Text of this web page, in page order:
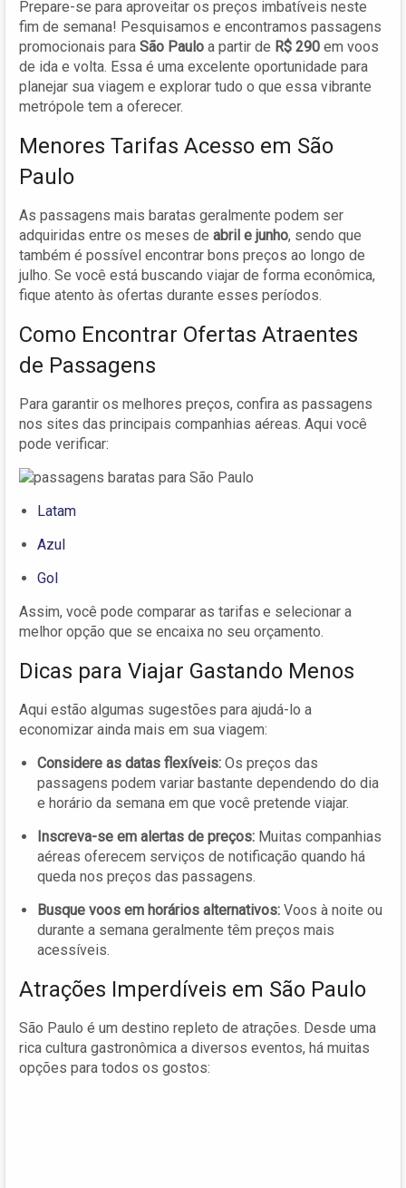
Prepare-se para aproveitar os preços imbatíveis neste
fim de semana! Pesquisamos e encontramos passagens
promocionais para São Paulo a partir de R$ 290 em voos
de ida e volta. Essa é uma excelente oportunidade para
planejar sua viagem e explorar tudo o que essa vibrante
metrópole tem a oferecer.
Menores Tarifas Acesso em São
Paulo
As passagens mais baratas geralmente podem ser
adquiridas entre os meses de abril e junho, sendo que
também é possível encontrar bons preços ao longo de
julho. Se você está buscando viajar de forma econômica,
fique atento às ofertas durante esses períodos.
Como Encontrar Ofertas Atraentes
de Passagens
Para garantir os melhores preços, confira as passagens
nos sites das principais companhias aéreas. Aqui você
pode verificar:
Latam
Azul
Gol
Assim, você pode comparar as tarifas e selecionar a
melhor opção que se encaixa no seu orçamento.
Dicas para Viajar Gastando Menos
Aqui estão algumas sugestões para ajudá-lo a
economizar ainda mais em sua viagem:
Considere as datas flexíveis: Os preços das
passagens podem variar bastante dependendo do dia
e horário da semana em que você pretende viajar.
Inscreva-se em alertas de preços: Muitas companhias
aéreas oferecem serviços de notificação quando há
queda nos preços das passagens.
Busque voos em horários alternativos: Voos à noite ou
durante a semana geralmente têm preços mais
acessíveis.
Atrações Imperdíveis em São Paulo
São Paulo é um destino repleto de atrações. Desde uma
rica cultura gastronômica a diversos eventos, há muitas
opções para todos os gostos: